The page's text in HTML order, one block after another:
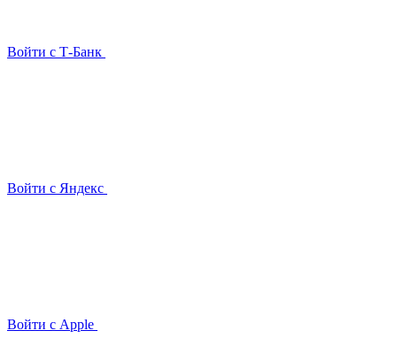
Войти с Т-Банк
Войти с Яндекс
Войти с Apple